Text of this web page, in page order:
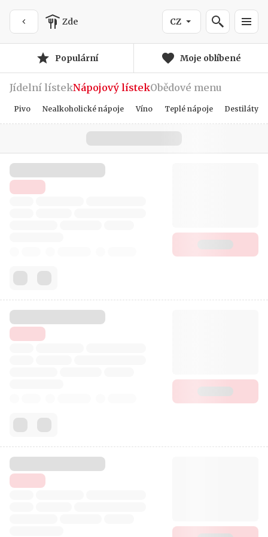
Zde CZ
Populární Moje oblíbené
Jídelní lístekNápojový lístekObědové menu
Pivo Nealkoholické nápoje Víno Teplé nápoje Destiláty